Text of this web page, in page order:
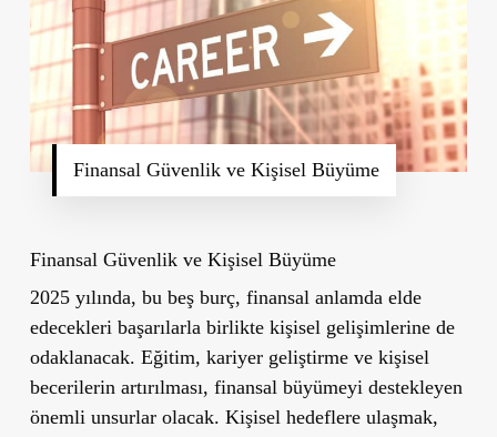
Finansal Güvenlik ve Kişisel Büyüme
Finansal Güvenlik ve Kişisel Büyüme
2025 yılında, bu beş burç, finansal anlamda elde
edecekleri başarılarla birlikte kişisel gelişimlerine de
odaklanacak. Eğitim, kariyer geliştirme ve kişisel
becerilerin artırılması, finansal büyümeyi destekleyen
önemli unsurlar olacak. Kişisel hedeflere ulaşmak,